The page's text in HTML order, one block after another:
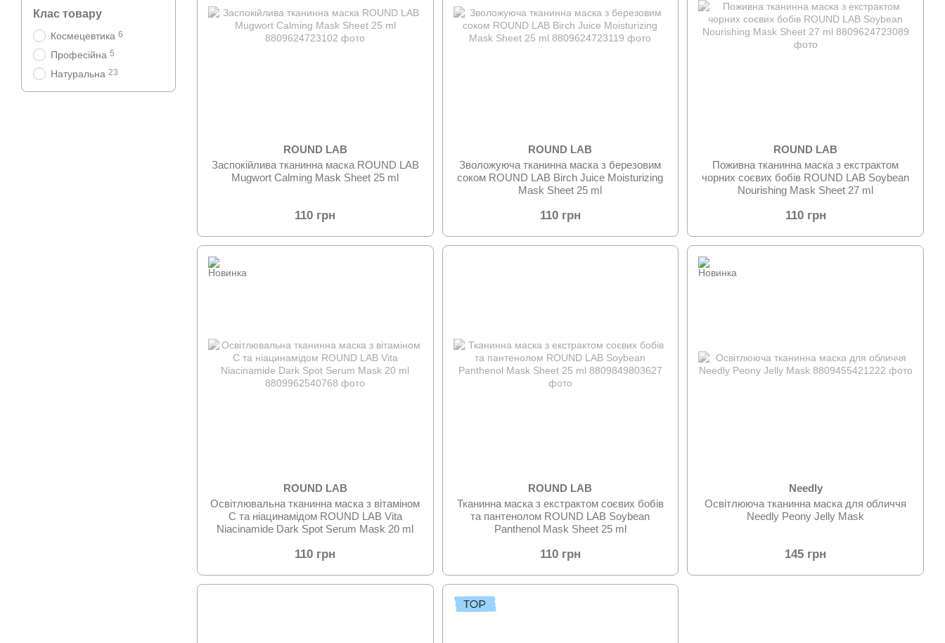
ROUND LAB
Заспокійлива тканинна маска ROUND LAB
Mugwort Calming Mask Sheet 25 ml
110 грн
ROUND LAB
Зволожуюча тканинна маска з березовим
соком ROUND LAB Birch Juice Moisturizing
Mask Sheet 25 ml
110 грн
ROUND LAB
Поживна тканинна маска з екстрактом
чорних соєвих бобів ROUND LAB Soybean
Nourishing Mask Sheet 27 ml
110 грн
ROUND LAB
Освітлювальна тканинна маска з вітаміном
C та ніацинамідом ROUND LAB Vita
Niacinamide Dark Spot Serum Mask 20 ml
110 грн
ROUND LAB
Тканинна маска з екстрактом соєвих бобів
та пантенолом ROUND LAB Soybean
Panthenol Mask Sheet 25 ml
110 грн
Needly
Освітлююча тканинна маска для обличчя
Needly Peony Jelly Mask
145 грн
Клас товару
Космецевтика 6
Професійна 5
Натуральна 23